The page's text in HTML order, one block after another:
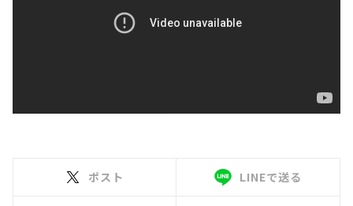
ポスト LINEで送る